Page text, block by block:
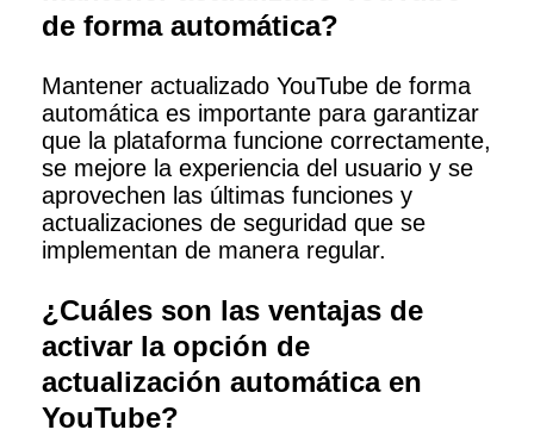
de forma automática?
Mantener actualizado YouTube de forma
automática es importante para garantizar
que la plataforma funcione correctamente,
se mejore la experiencia del usuario y se
aprovechen las últimas funciones y
actualizaciones de seguridad que se
implementan de manera regular.
¿Cuáles son las ventajas de
activar la opción de
actualización automática en
YouTube?